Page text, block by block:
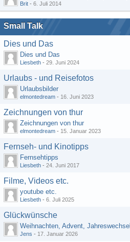
Brit - 6. Juli 2014
Small Talk
Dies und Das
Dies und Das
Liesbeth - 29. Juni 2024
Urlaubs - und Reisefotos
Urlaubsbilder
elmontedream - 16. Juni 2023
Zeichnungen von thur
Zeichnungen von thur
elmontedream - 15. Januar 2023
Fernseh- und Kinotipps
Fernsehtipps
Liesbeth - 24. Juni 2017
Filme, Videos etc.
youtube etc.
Liesbeth - 6. Juli 2025
Glückwünsche
Weihnachten, Advent, Jahreswechsel
Jens - 17. Januar 2026